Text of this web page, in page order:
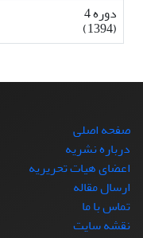
دوره 4
(1394)
صفحه اصلی
درباره نشریه
اعضای هیات تحریریه
ارسال مقاله
تماس با ما
نقشه سایت